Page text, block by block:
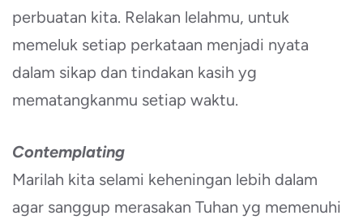
perbuatan kita. Relakan lelahmu, untuk
memeluk setiap perkataan menjadi nyata
dalam sikap dan tindakan kasih yg
mematangkanmu setiap waktu.
Contemplating
Marilah kita selami keheningan lebih dalam
agar sanggup merasakan Tuhan yg memenuhi